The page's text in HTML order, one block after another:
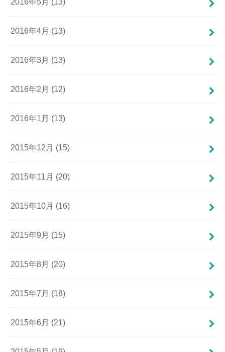
2016年4月 (13)
2016年3月 (13)
2016年2月 (12)
2016年1月 (13)
2015年12月 (15)
2015年11月 (20)
2015年10月 (16)
2015年9月 (15)
2015年8月 (20)
2015年7月 (18)
2015年6月 (21)